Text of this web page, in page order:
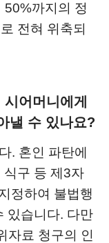
50%까지의 정
전혀 위축되
어머니에게
낼 수 있나요?
. 혼인 파탄에
식구 등 제3자
정하여 불법행
있습니다. 다만
자료 청구의 인